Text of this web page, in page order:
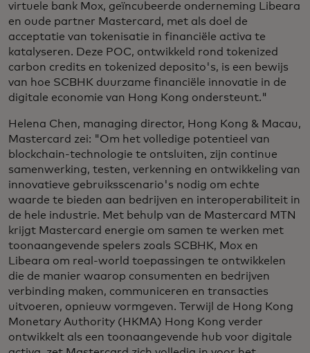
virtuele bank Mox, geïncubeerde onderneming Libeara
en oude partner Mastercard, met als doel de
acceptatie van tokenisatie in financiële activa te
katalyseren. Deze POC, ontwikkeld rond tokenized
carbon credits en tokenized deposito's, is een bewijs
van hoe SCBHK duurzame financiële innovatie in de
digitale economie van Hong Kong ondersteunt."
Helena Chen, managing director, Hong Kong & Macau,
Mastercard zei: "Om het volledige potentieel van
blockchain-technologie te ontsluiten, zijn continue
samenwerking, testen, verkenning en ontwikkeling van
innovatieve gebruiksscenario's nodig om echte
waarde te bieden aan bedrijven en interoperabiliteit in
de hele industrie. Met behulp van de Mastercard MTN
krijgt Mastercard energie om samen te werken met
toonaangevende spelers zoals SCBHK, Mox en
Libeara om real-world toepassingen te ontwikkelen
die de manier waarop consumenten en bedrijven
verbinding maken, communiceren en transacties
uitvoeren, opnieuw vormgeven. Terwijl de Hong Kong
Monetary Authority (HKMA) Hong Kong verder
ontwikkelt als een toonaangevende hub voor digitale